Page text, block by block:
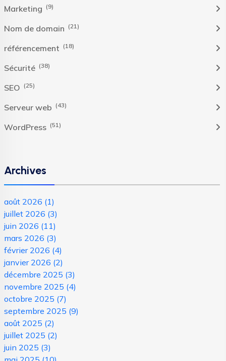
Marketing (9)
Nom de domain (21)
référencement (18)
Sécurité (38)
SEO (25)
Serveur web (43)
WordPress (51)
Archives
août 2026 (1)
juillet 2026 (3)
juin 2026 (11)
mars 2026 (3)
février 2026 (4)
janvier 2026 (2)
décembre 2025 (3)
novembre 2025 (4)
octobre 2025 (7)
septembre 2025 (9)
août 2025 (2)
juillet 2025 (2)
juin 2025 (3)